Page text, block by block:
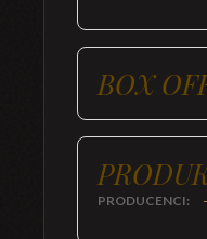
BOX
PRODUCENCI: